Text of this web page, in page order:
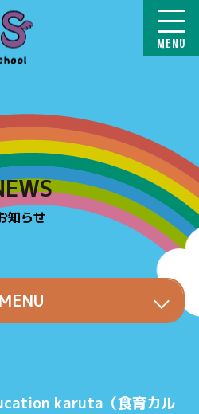
知らせ
MENU
karuta（食育カル